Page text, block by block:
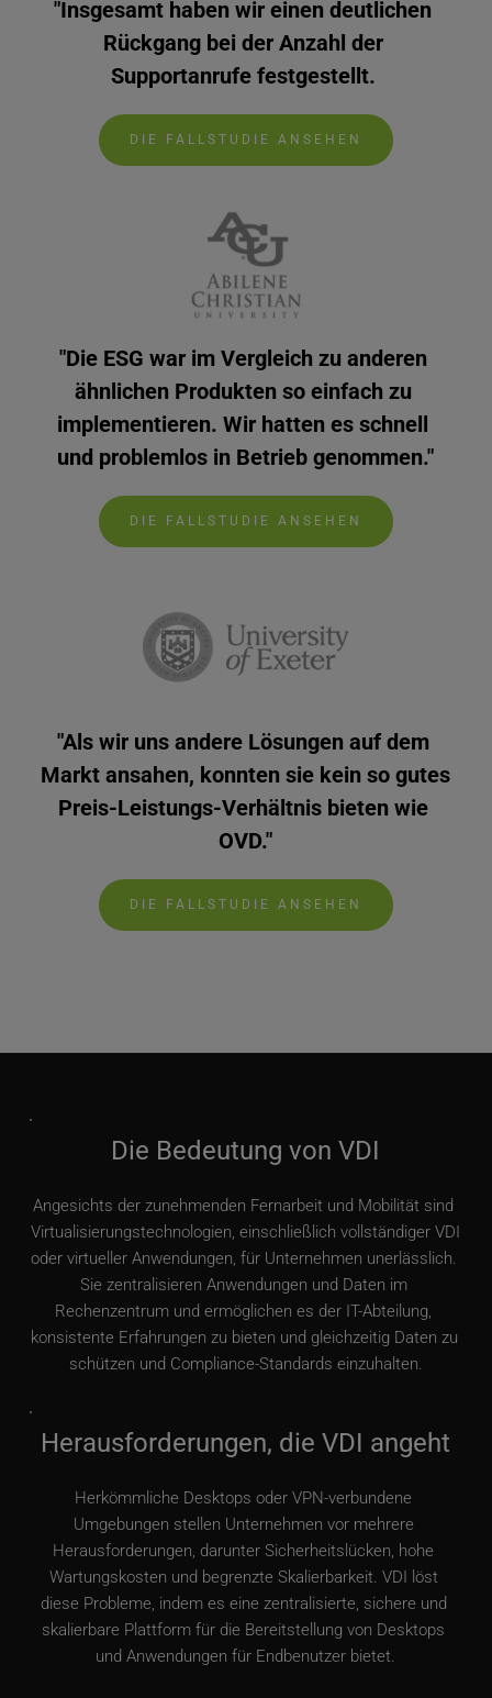
"Insgesamt haben wir einen deutlichen
Rückgang bei der Anzahl der
Supportanrufe festgestellt.
DIE FALLSTUDIE ANSEHEN
"Die ESG war im Vergleich zu anderen
ähnlichen Produkten so einfach zu
implementieren. Wir hatten es schnell
und problemlos in Betrieb genommen."
DIE FALLSTUDIE ANSEHEN
"Als wir uns andere Lösungen auf dem
Markt ansahen, konnten sie kein so gutes
Preis-Leistungs-Verhältnis bieten wie
OVD."
DIE FALLSTUDIE ANSEHEN
Die Bedeutung von VDI
Angesichts der zunehmenden Fernarbeit und Mobilität sind
Virtualisierungstechnologien, einschließlich vollständiger VDI
oder virtueller Anwendungen, für Unternehmen unerlässlich.
Sie zentralisieren Anwendungen und Daten im
Rechenzentrum und ermöglichen es der IT-Abteilung,
konsistente Erfahrungen zu bieten und gleichzeitig Daten zu
schützen und Compliance-Standards einzuhalten.
Herausforderungen, die VDI angeht
Herkömmliche Desktops oder VPN-verbundene
Umgebungen stellen Unternehmen vor mehrere
Herausforderungen, darunter Sicherheitslücken, hohe
Wartungskosten und begrenzte Skalierbarkeit. VDI löst
diese Probleme, indem es eine zentralisierte, sichere und
skalierbare Plattform für die Bereitstellung von Desktops
und Anwendungen für Endbenutzer bietet.